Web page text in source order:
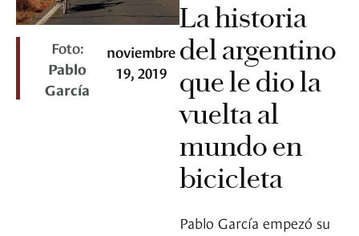
Foto:
Pablo
García
noviembre
19, 2019
La historia
del argentino
que le dio la
vuelta al
mundo en
bicicleta
Pablo García empezó su